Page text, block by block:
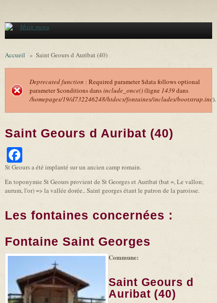
Main menu
Accueil » Saint Geours d Auribat (40)
Message d'erreur
Deprecated function : Required parameter $data follows optional
parameter $conditions dansinclude_once()(ligne 1439dans
/homepages/19/d732246248/htdocs/fontaines/includes/bootstrap.inc).
Saint Geours d Auribat (40)
St Geours a été implanté sur un ancien camp romain.
En toponymie St Geours provient de St Georges et Auribat (bat =, Le vallon;
aurum, l'or) => la vallée dorée.. Saint georges étant le patron de la paroisse.
Les fontaines concernées :
Fontaine Saint Georges
-
Leaflet (link is
|
external)
Microsoft
suppliers
Commune:
Saint Geours d
Auribat (40)